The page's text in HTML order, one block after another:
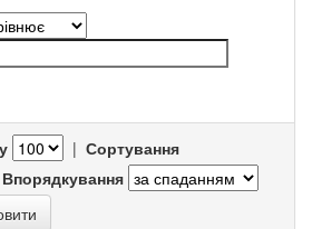
| Сортування
Впорядкування